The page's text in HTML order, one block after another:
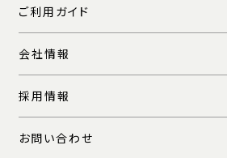
ご利用ガイド
会社情報
採用情報
お問い合わせ